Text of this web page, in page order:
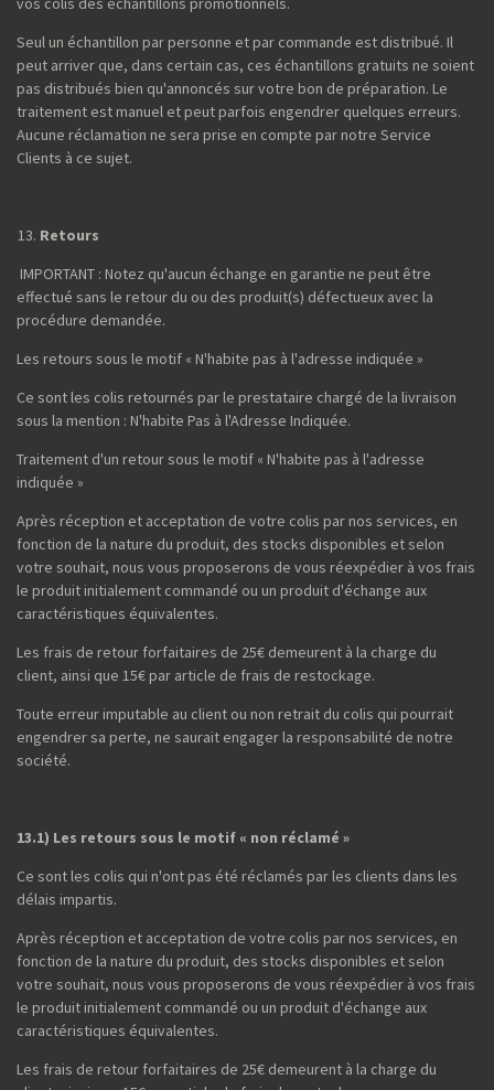
Seul un échantillon par personne et par commande est distribué. Il
peut arriver que, dans certain cas, ces échantillons gratuits ne soient
pas distribués bien qu'annoncés sur votre bon de préparation. Le
traitement est manuel et peut parfois engendrer quelques erreurs.
Aucune réclamation ne sera prise en compte par notre Service
Clients à ce sujet.
Retours
IMPORTANT : Notez qu'aucun échange en garantie ne peut être
effectué sans le retour du ou des produit(s) défectueux avec la
procédure demandée.
Les retours sous le motif « N'habite pas à l'adresse indiquée »
Ce sont les colis retournés par le prestataire chargé de la livraison
sous la mention : N'habite Pas à l'Adresse Indiquée.
Traitement d'un retour sous le motif « N'habite pas à l'adresse
indiquée »
Après réception et acceptation de votre colis par nos services, en
fonction de la nature du produit, des stocks disponibles et selon
votre souhait, nous vous proposerons de vous réexpédier à vos frais
le produit initialement commandé ou un produit d'échange aux
caractéristiques équivalentes.
Les frais de retour forfaitaires de 25€ demeurent à la charge du
client, ainsi que 15€ par article de frais de restockage.
Toute erreur imputable au client ou non retrait du colis qui pourrait
engendrer sa perte, ne saurait engager la responsabilité de notre
société.
13.1) Les retours sous le motif « non réclamé »
Ce sont les colis qui n'ont pas été réclamés par les clients dans les
délais impartis.
Après réception et acceptation de votre colis par nos services, en
fonction de la nature du produit, des stocks disponibles et selon
votre souhait, nous vous proposerons de vous réexpédier à vos frais
le produit initialement commandé ou un produit d'échange aux
caractéristiques équivalentes.
Les frais de retour forfaitaires de 25€ demeurent à la charge du